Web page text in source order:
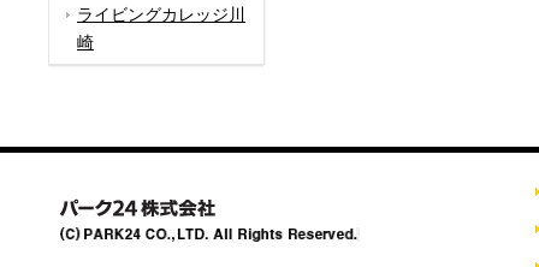
ライビングカレッジ川
崎